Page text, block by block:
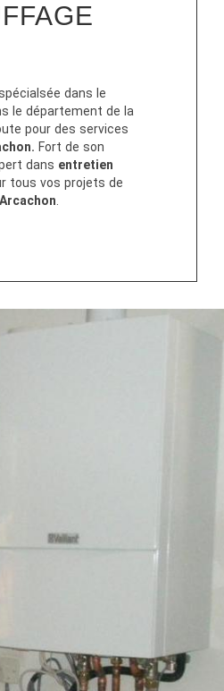
dans le
le département de la
pour des services
Fort de son
dans entretien
tous vos projets de
Arcachon